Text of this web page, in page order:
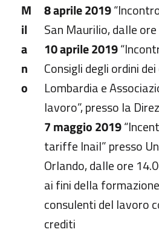
M
il
a
n
o
8 aprile 2019
San Maurilio, dalle
10 aprile 2019
Consigli degli ordini
Lombardia e
lavoro”, presso la
7 maggio 2019
tariffe Inail” presso
Orlando, dalle ore
ai fini della
consulenti del lavoro
crediti